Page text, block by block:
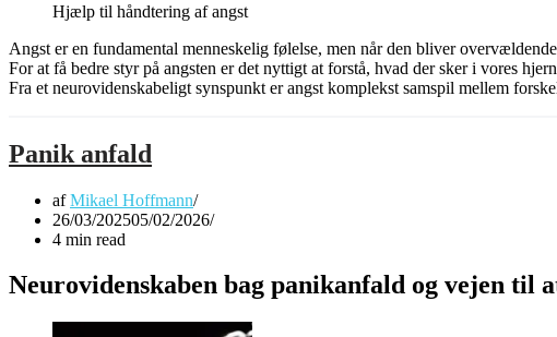
Hjælp til håndtering af angst
Angst er en fundamental menneskelig følelse, men når den bliver
For at få bedre styr på angsten er det nyttigt at forstå, hvad der sker i vores
Fra et neurovidenskabeligt synspunkt er angst komplekst samspil mellem
Panik anfald
afMikael Hoffmann
26/03/202505/02/2026
4 min read
Neurovidenskaben bag panikanfald og vejen til